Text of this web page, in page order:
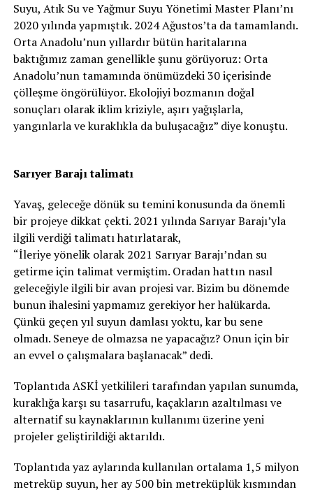
Suyu, Atık Su ve Yağmur Suyu Yönetimi Master Planı’nı
2020 yılında yapmıştık. 2024 Ağustos’ta da tamamlandı.
Orta Anadolu’nun yıllardır bütün haritalarına
baktığımız zaman genellikle şunu görüyoruz: Orta
Anadolu’nun tamamında önümüzdeki 30 içerisinde
çölleşme öngörülüyor. Ekolojiyi bozmanın doğal
sonuçları olarak iklim kriziyle, aşırı yağışlarla,
yangınlarla ve kuraklıkla da buluşacağız” diye konuştu.
Sarıyer Barajı talimatı
Yavaş, geleceğe dönük su temini konusunda da önemli
bir projeye dikkat çekti. 2021 yılında Sarıyar Barajı’yla
ilgili verdiği talimatı hatırlatarak,
“İleriye yönelik olarak 2021 Sarıyar Barajı’ndan su
getirme için talimat vermiştim. Oradan hattın nasıl
geleceğiyle ilgili bir avan projesi var. Bizim bu dönemde
bunun ihalesini yapmamız gerekiyor her halükarda.
Çünkü geçen yıl suyun damlası yoktu, kar bu sene
olmadı. Seneye de olmazsa ne yapacağız? Onun için bir
an evvel o çalışmalara başlanacak” dedi.
Toplantıda ASKİ yetkilileri tarafından yapılan sunumda,
kuraklığa karşı su tasarrufu, kaçakların azaltılması ve
alternatif su kaynaklarının kullanımı üzerine yeni
projeler geliştirildiği aktarıldı.
Toplantıda yaz aylarında kullanılan ortalama 1,5 milyon
metreküp suyun, her ay 500 bin metreküplük kısmından